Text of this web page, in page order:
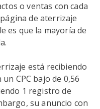
o ventas con cada
de aterrizaje
es que la mayoría de
está recibiendo
CPC bajo de 0,56
1 registro de
su anuncio con